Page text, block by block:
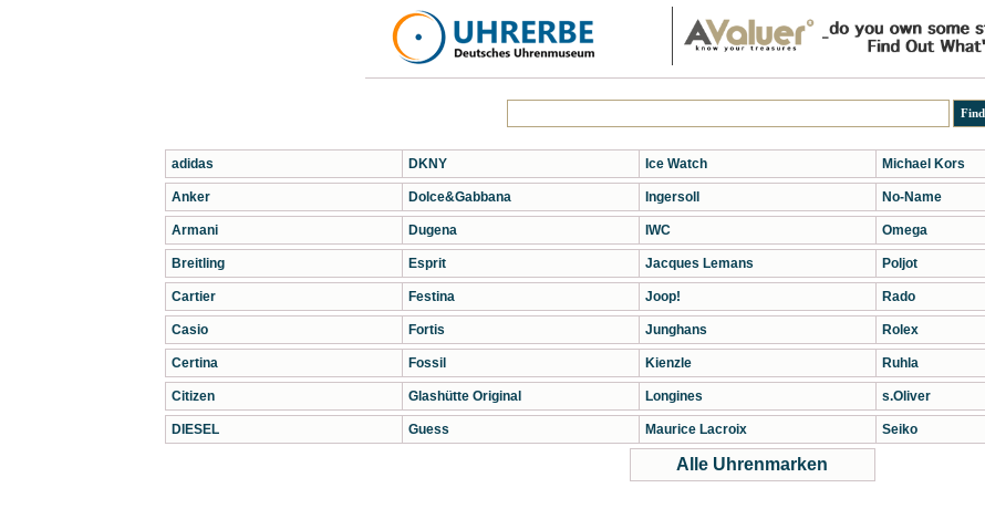
adidas
Anker
Armani
Breitling
Cartier
Casio
Certina
Citizen
DIESEL
DKNY
Dolce&Gabbana
Dugena
Esprit
Festina
Fortis
Fossil
Glashütte Original
Guess
Ice Watch
Ingersoll
IWC
Jacques Lemans
Joop!
Junghans
Kienzle
Longines
Maurice Lacroix
Michael Kors
No-Name
Omega
Poljot
Rado
Rolex
Ruhla
s.Oliver
Seiko
Alle Uhrenmarken